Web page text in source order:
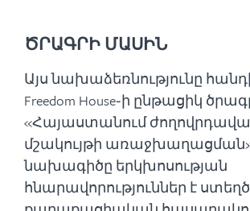
ԾՐԱԳՐԻ ՄԱՍԻՆ
Այս նախաձեռնությունը
Freedom House֊ի ընթացիկ
«Հայաստանում
մշակույթի առաջխաղացման»
նախագիծը երկխոսության
հնարավորություններ է